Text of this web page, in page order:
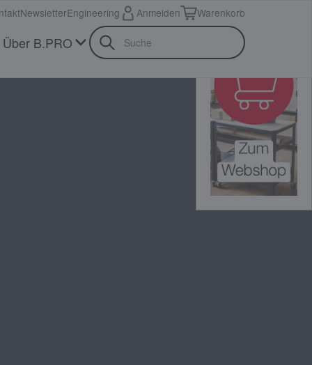
Über B.PRO
NewsletterEngineering Anmelden Warenkorb